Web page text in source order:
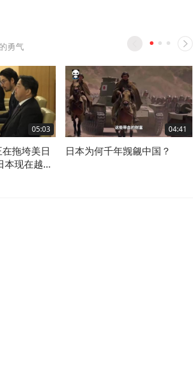
勇气
05:03
拖垮美日
本现在越来
04:41
日本为何千年觊觎中国？